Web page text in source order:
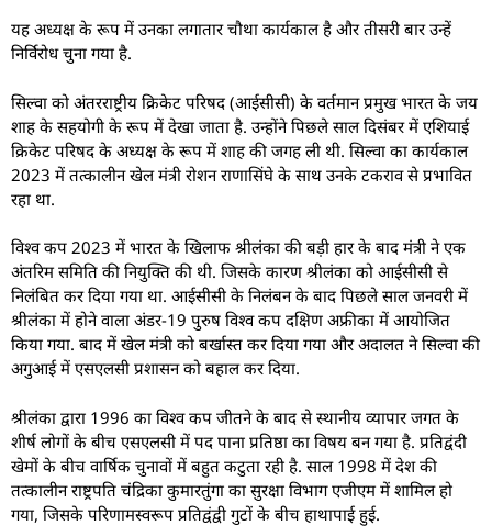
यह अध्यक्ष के रूप में उनका लगातार चौथा कार्यकाल है और तीसरी बार उन्हें
निर्विरोध चुना गया है.
सिल्वा को अंतरराष्ट्रीय क्रिकेट परिषद (आईसीसी) के वर्तमान प्रमुख भारत के जय
शाह के सहयोगी के रूप में देखा जाता है. उन्होंने पिछले साल दिसंबर में एशियाई
क्रिकेट परिषद के अध्यक्ष के रूप में शाह की जगह ली थी. सिल्वा का कार्यकाल
2023 में तत्कालीन खेल मंत्री रोशन राणासिंघे के साथ उनके टकराव से प्रभावित
रहा था.
विश्व कप 2023 में भारत के खिलाफ श्रीलंका की बड़ी हार के बाद मंत्री ने एक
अंतरिम समिति की नियुक्ति की थी. जिसके कारण श्रीलंका को आईसीसी से
निलंबित कर दिया गया था. आईसीसी के निलंबन के बाद पिछले साल जनवरी में
श्रीलंका में होने वाला अंडर-19 पुरुष विश्व कप दक्षिण अफ्रीका में आयोजित
किया गया. बाद में खेल मंत्री को बर्खास्त कर दिया गया और अदालत ने सिल्वा की
अगुआई में एसएलसी प्रशासन को बहाल कर दिया.
श्रीलंका द्वारा 1996 का विश्व कप जीतने के बाद से स्थानीय व्यापार जगत के
शीर्ष लोगों के बीच एसएलसी में पद पाना प्रतिष्ठा का विषय बन गया है. प्रतिद्वंदी
खेमों के बीच वार्षिक चुनावों में बहुत कटुता रही है. साल 1998 में देश की
तत्कालीन राष्ट्रपति चंद्रिका कुमारतुंगा का सुरक्षा विभाग एजीएम में शामिल हो
गया, जिसके परिणामस्वरूप प्रतिद्वंद्वी गुटों के बीच हाथापाई हुई.